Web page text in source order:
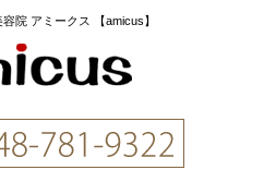
容院 アミークス 【amicus】